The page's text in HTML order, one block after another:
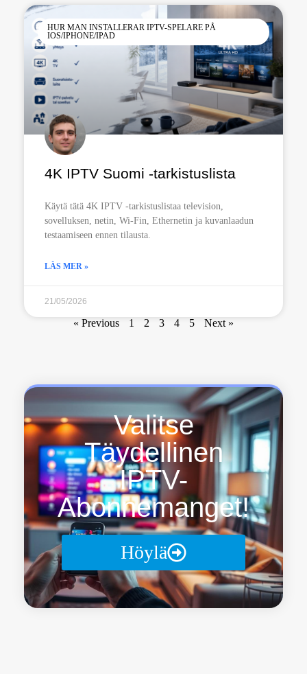
HUR MAN INSTALLERAR IPTV-SPELARE PÅ
IOS/IPHONE/IPAD
4K IPTV Suomi -tarkistuslista
Käytä tätä 4K IPTV -tarkistuslistaa television,
sovelluksen, netin, Wi-Fin, Ethernetin ja kuvanlaadun
testaamiseen ennen tilausta.
LÄS MER »
21/05/2026
« Previous 1 2 3 4 5 Next »
Valitse
Täydellinen
IPTV-
Abonnemanget!
Höylä